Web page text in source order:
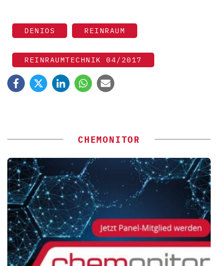
DENIOS REINRAUM
REINRAUMTECHNIK 04/2017
CHEMONITOR